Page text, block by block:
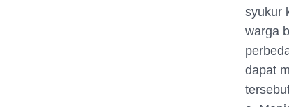
syukur
warga
dapat